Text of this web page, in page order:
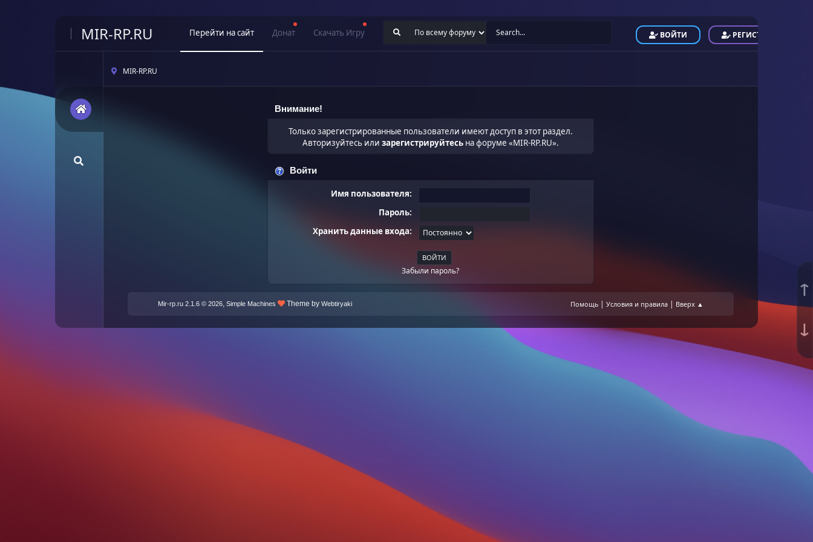
↑
↓
MIR-RP.RU Перейти на сайт Донат Скачать Игру ВОЙТИ РЕГИСТРАЦИЯ
MIR-RP.RU
Внимание!
Только зарегистрированные пользователи имеют доступ в этот раздел.
Авторизуйтесь или зарегистрируйтесьна форуме «MIR-RP.RU».
Войти
Имя пользователя:
Пароль:
Хранить данные входа:
Забыли пароль?
Помощь| Условия и правила| Вверх ▲
Mir-rp.ru 2.1.6 © 2026,Simple Machines Theme byWebtiryaki